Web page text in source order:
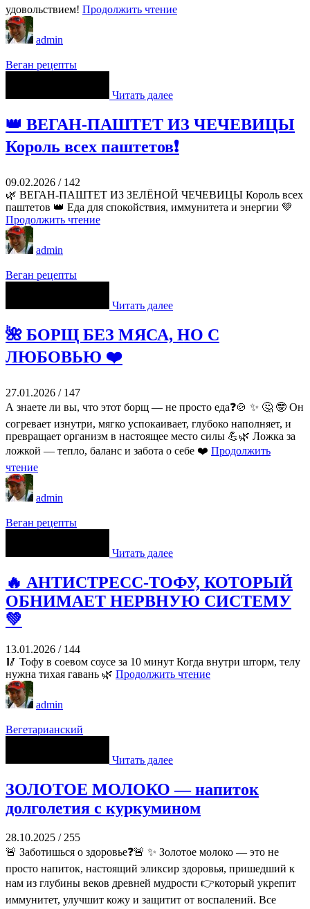
удовольствием! Продолжить чтение
admin
Веган рецепты
Читать далее
👑 ВЕГАН-ПАШТЕТ ИЗ ЧЕЧЕВИЦЫ
Король всех паштетов❗
09.02.2026 / 142
🌿 ВЕГАН-ПАШТЕТ ИЗ ЗЕЛЁНОЙ ЧЕЧЕВИЦЫ Король всех
паштетов 👑 Еда для спокойствия, иммунитета и энергии 💚
Продолжить чтение
admin
Веган рецепты
Читать далее
🌺 БОРЩ БЕЗ МЯСА, НО С
ЛЮБОВЬЮ ❤️
27.01.2026 / 147
А знаете ли вы, что этот борщ — не просто еда❓🍲 ✨ 🤔 🤓 Он
согревает изнутри, мягко успокаивает, глубоко наполняет, и
превращает организм в настоящее место силы 💪🌿 Ложка за
ложкой — тепло, баланс и забота о себе ❤️ Продолжить
чтение
admin
Веган рецепты
Читать далее
🔥 АНТИСТРЕСС-ТОФУ, КОТОРЫЙ
ОБНИМАЕТ НЕРВНУЮ СИСТЕМУ
💚
13.01.2026 / 144
🥢 Тофу в соевом соусе за 10 минут Когда внутри шторм, телу
нужна тихая гавань 🌿 Продолжить чтение
admin
Вегетарианский
Читать далее
ЗОЛОТОЕ МОЛОКО — напиток
долголетия с куркумином
28.10.2025 / 255
🚨 Заботишься о здоровье❓🚨 ✨ Золотое молоко — это не
просто напиток, настоящий эликсир здоровья, пришедший к
нам из глубины веков древней мудрости 👉который укрепит
иммунитет, улучшит кожу и защитит от воспалений. Все